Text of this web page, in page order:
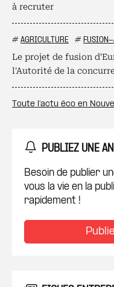
à recruter
# AGRICULTURE #
Le projet de fusion
l'Autorité de la
Toute l’actu éco en
PUBLIEZ UNE
Besoin de publier
vous la vie en la
rapidement !